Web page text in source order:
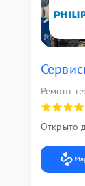
Ремонт
Открыто